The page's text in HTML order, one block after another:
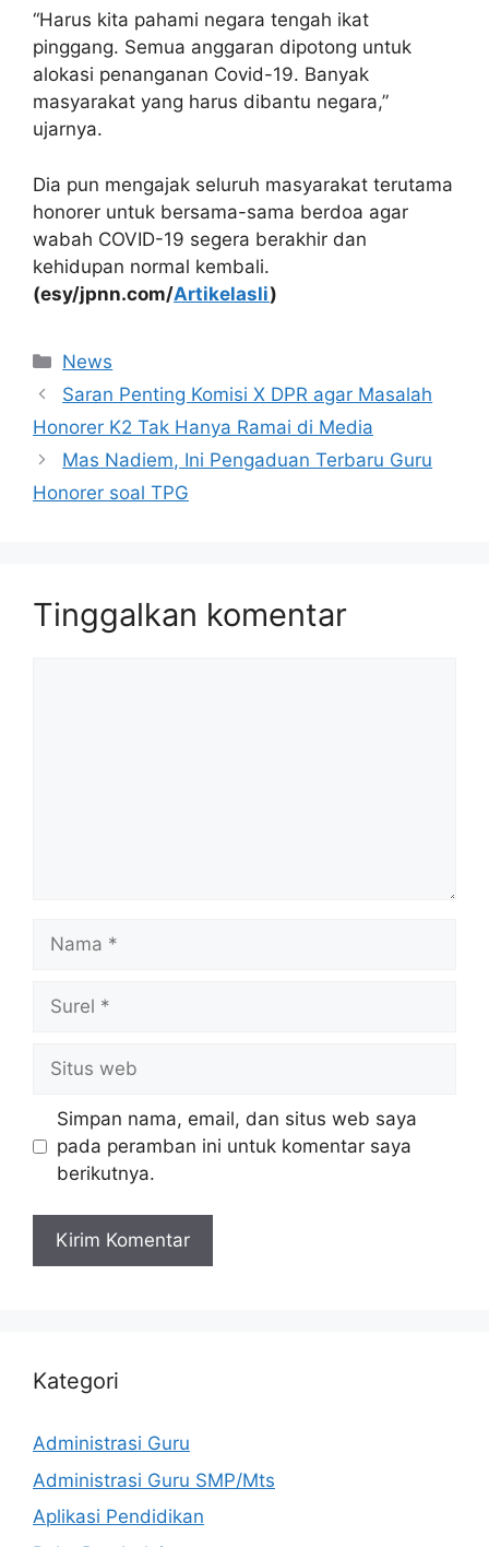
“Harus kita pahami negara tengah ikat
pinggang. Semua anggaran dipotong untuk
alokasi penanganan Covid-19. Banyak
masyarakat yang harus dibantu negara,”
ujarnya.
Dia pun mengajak seluruh masyarakat terutama
honorer untuk bersama-sama berdoa agar
wabah COVID-19 segera berakhir dan
kehidupan normal kembali.
(esy/jpnn.com/Artikelasli)
Kategori
News
Saran Penting Komisi X DPR agar Masalah
Honorer K2 Tak Hanya Ramai di Media
Mas Nadiem, Ini Pengaduan Terbaru Guru
Honorer soal TPG
Tinggalkan komentar
web
Simpan nama, email, dan situs web saya
pada peramban ini untuk komentar saya
berikutnya.
Kategori
Administrasi Guru
Administrasi Guru SMP/Mts
Aplikasi Pendidikan